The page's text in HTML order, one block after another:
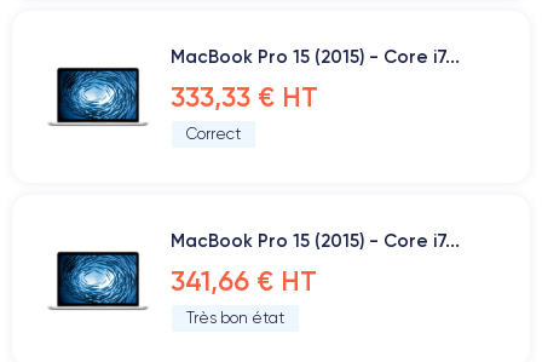
MacBook Pro 15 (2015) - Core i7...
333,33 € HT
Correct
MacBook Pro 15 (2015) - Core i7...
341,66 € HT
Très bon état